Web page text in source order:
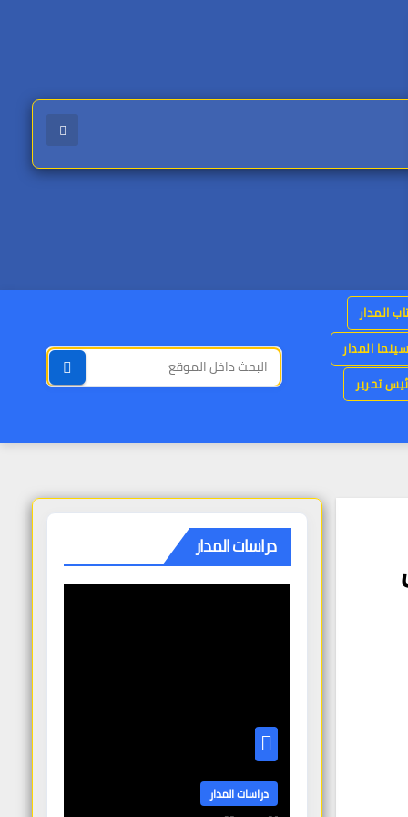
المدار
سينما المدار
تحرير
دراسات المدار
دراسات المدار